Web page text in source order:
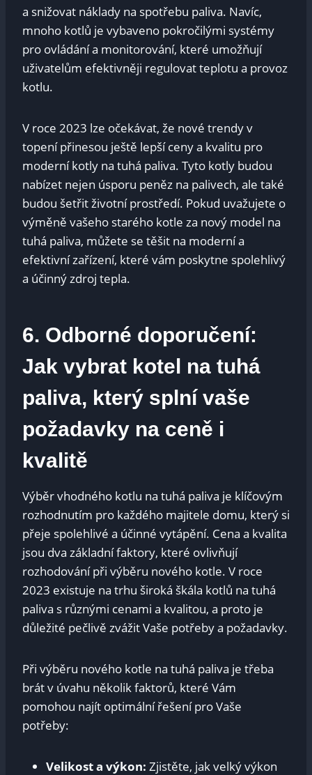
a snižovat náklady ⁣na spotřebu paliva. ​Navíc,‌
mnoho kotlů je⁣ vybaveno pokročilými ⁣systémy
⁤pro ovládání a monitorování, které umožňují
uživatelům⁢ efektivněji regulovat teplotu a provoz
kotlu.
V roce 2023 lze očekávat, že nové trendy v
topení přinesou ještě lepší ceny a kvalitu pro
moderní kotly na⁤ tuhá paliva. Tyto kotly ‌budou
nabízet nejen úsporu ⁢peněz na palivech, ale také
budou šetřit životní prostředí. Pokud uvažujete o
výměně vašeho starého kotle za⁣ nový model na
tuhá ‍paliva, můžete se‍ těšit na ‌moderní⁤ a
efektivní ⁣zařízení, které vám poskytne spolehlivý ​
a účinný zdroj tepla.
6.‍ Odborné⁣ doporučení:
Jak vybrat⁤ kotel ‍na tuhá
paliva, který splní vaše​
požadavky na ceně i
kvalitě
Výběr vhodného⁤ kotlu na tuhá‍ paliva je klíčovým
rozhodnutím ⁢pro ⁢každého​ majitele domu, který si⁤
přeje spolehlivé a účinné vytápění. Cena a kvalita
jsou dva základní faktory, ⁤které ovlivňují
rozhodování při výběru⁤ nového kotle. V roce
2023 existuje na trhu ‍široká škála kotlů ⁣na tuhá​
paliva s‍ různými cenami a kvalitou, a​ proto je
důležité pečlivě zvážit Vaše potřeby a ‍požadavky.
Při výběru nového kotle na tuhá ⁢paliva je třeba
brát v úvahu několik faktorů, které Vám
pomohou najít⁤ optimální řešení pro Vaše
potřeby:
Velikost a výkon: Zjistěte, jak velký výkon